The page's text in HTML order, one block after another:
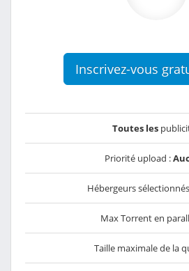
Inscrivez-vous
Toutes les
Priorité upload :
Hébergeurs
Max Torrent en
Taille maximale de la